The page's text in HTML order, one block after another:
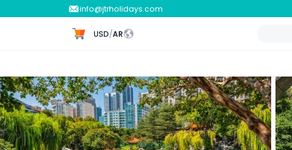
info@jtrholidays.com
AR
/
USD